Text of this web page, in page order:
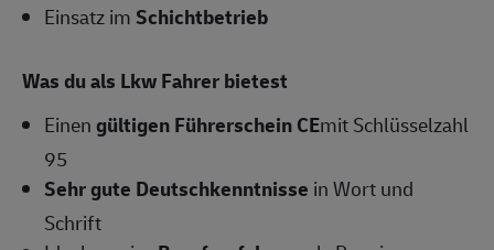
Einsatz imSchichtbetrieb
Was du als Lkw Fahrer bietest
Einengültigen Führerschein CEmit Schlüsselzahl
95
Sehr gute Deutschkenntnisse in Wort und
Schrift